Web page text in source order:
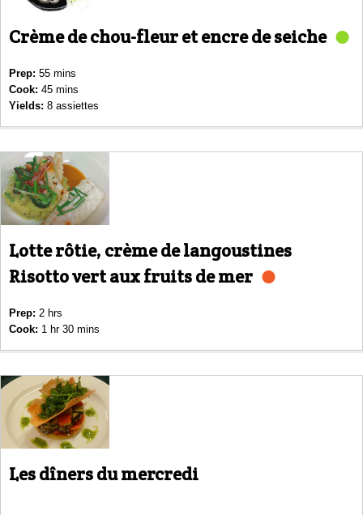
Crème de chou-fleur et encre de seiche
Prep: 55 mins
Cook: 45 mins
Yields: 8 assiettes
Lotte rôtie, crème de langoustines
Risotto vert aux fruits de mer
Prep: 2 hrs
Cook: 1 hr 30 mins
Les dîners du mercredi